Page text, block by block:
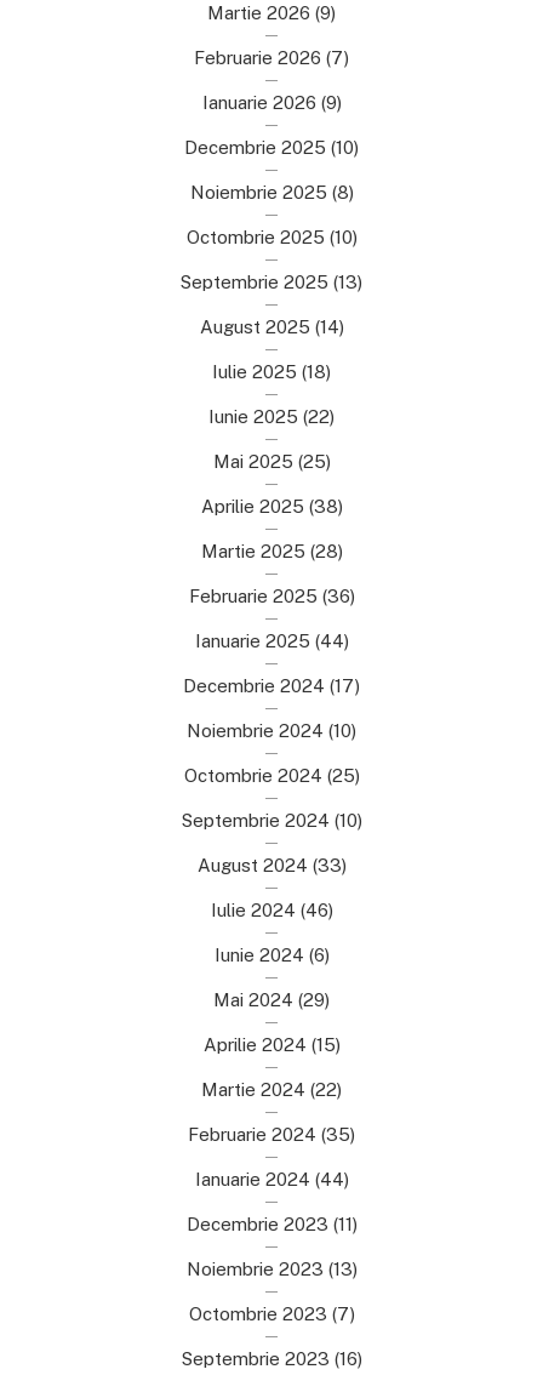
Martie 2026 (9)
Februarie 2026 (7)
Ianuarie 2026 (9)
Decembrie 2025 (10)
Noiembrie 2025 (8)
Octombrie 2025 (10)
Septembrie 2025 (13)
August 2025 (14)
Iulie 2025 (18)
Iunie 2025 (22)
Mai 2025 (25)
Aprilie 2025 (38)
Martie 2025 (28)
Februarie 2025 (36)
Ianuarie 2025 (44)
Decembrie 2024 (17)
Noiembrie 2024 (10)
Octombrie 2024 (25)
Septembrie 2024 (10)
August 2024 (33)
Iulie 2024 (46)
Iunie 2024 (6)
Mai 2024 (29)
Aprilie 2024 (15)
Martie 2024 (22)
Februarie 2024 (35)
Ianuarie 2024 (44)
Decembrie 2023 (11)
Noiembrie 2023 (13)
Octombrie 2023 (7)
Septembrie 2023 (16)